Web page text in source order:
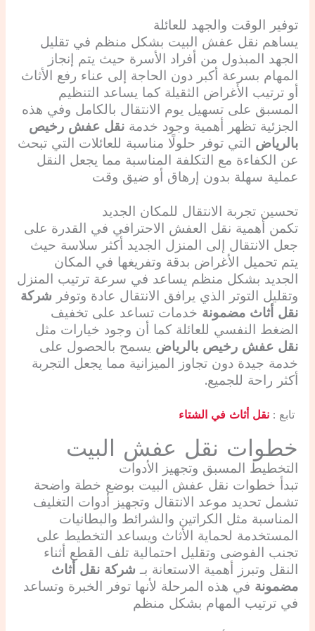
توفير الوقت والجهد للعائلة
يساهم نقل عفش البيت بشكل منظم في تقليل
الجهد المبذول من أفراد الأسرة حيث يتم إنجاز
المهام بسرعة أكبر دون الحاجة إلى عناء رفع الأثاث
أو ترتيب الأغراض الثقيلة كما يساعد التنظيم
المسبق على تسهيل يوم الانتقال بالكامل وفي هذه
الجزئية تظهر أهمية وجود خدمة نقل عفش رخيص
بالرياض التي توفر حلولًا مناسبة للعائلات التي تبحث
عن الكفاءة مع التكلفة المناسبة مما يجعل النقل
عملية سهلة بدون إرهاق أو ضيق وقت
تحسين تجربة الانتقال للمكان الجديد
تكمن أهمية نقل العفش الاحترافي في القدرة على
جعل الانتقال إلى المنزل الجديد أكثر سلاسة حيث
يتم تحميل الأغراض بدقة وتفريغها في المكان
الجديد بشكل منظم يساعد في سرعة ترتيب المنزل
وتقليل التوتر الذي يرافق الانتقال عادة وتوفر شركة
نقل أثاث مضمونة خدمات تساعد على تخفيف
الضغط النفسي للعائلة كما أن وجود خيارات مثل
نقل عفش رخيص بالرياض يسمح بالحصول على
خدمة جيدة دون تجاوز الميزانية مما يجعل التجربة
أكثر راحة للجميع.
تابع : نقل أثاث في الشتاء
خطوات نقل عفش البيت
التخطيط المسبق وتجهيز الأدوات
تبدأ خطوات نقل عفش البيت بوضع خطة واضحة
تشمل تحديد موعد الانتقال وتجهيز أدوات التغليف
المناسبة مثل الكراتين والشرائط والبطانيات
المستخدمة لحماية الأثاث ويساعد التخطيط على
تجنب الفوضى وتقليل احتمالية تلف القطع أثناء
النقل وتبرز أهمية الاستعانة بـ شركة نقل أثاث
مضمونة في هذه المرحلة لأنها توفر الخبرة وتساعد
في ترتيب المهام بشكل منظم